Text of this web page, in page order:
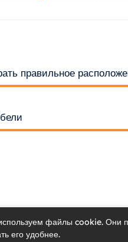
правильное
файлы cookie. Они
его удобнее.